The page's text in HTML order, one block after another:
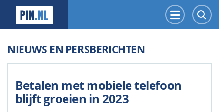
Menu
NIEUWS EN PERSBERICHTEN
Betalen met mobiele telefoon
blijft groeien in 2023